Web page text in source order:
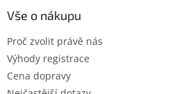
Vše o nákupu
Proč zvolit právě nás
Výhody registrace
Cena dopravy